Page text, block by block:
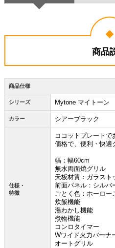
商品
商品仕様
シリーズ Mytone マイトーン
カラー シアーブラック
仕様・
特徴
ココットプレートで
価格で、便利・快適
幅：幅60cm
無水両面焼グリル
天板材質：ガラスト
前面パネル：シルバ
ごとく色：ホーロー
炊飯機能
湯わかし機能
煮物機能
コンロタイマー
Wワイド火力バーナ
オートグリル